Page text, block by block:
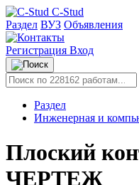
C-Stud
Раздел ВУЗ Объявления
Регистрация Вход
Раздел
Инженерная и
Плоский
ЧЕРТЕЖ